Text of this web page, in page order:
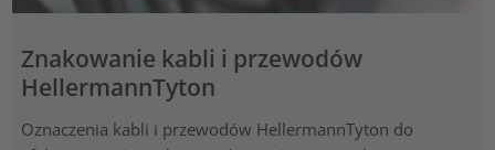
Znakowanie kabli i przewodów
HellermannTyton
Oznaczenia kabli i przewodów HellermannTyton do